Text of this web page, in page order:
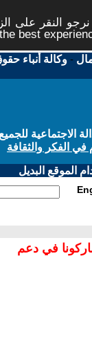
النقر على
best
-وكالة أنباء
الاجتماعية للجميع
في الفكر والثقافة
الموقع البديل
في دعم